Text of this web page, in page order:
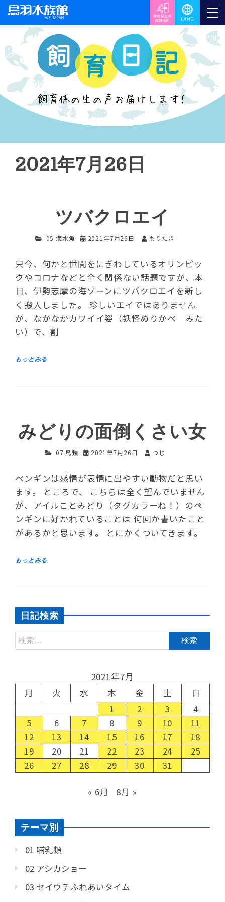
2021年7月26日
ツバクロエイ
05 海水魚 2021年7月26日 もりたき
只今、何かと世間をにぎわしているオリンピッ
クやコロナなどと全く関係ない話題ですが、本
日、伊勢志摩の海ゾーンにツバクロエイを新し
く搬入しました。 珍しいエイではありません
が、なかなかカワイイ姿（妖怪ぬりかべ みた
い）で、割
みどりの面倒くさい女
07 鳥類 2021年7月26日 つじ
ペンギンは感情が表情に出やすい動物だと思い
ます。 ところで、 こちらは全く望んでいません
が、アイルことみどり（タグカラーね！）のペ
ンギンに好かれていることは 何回か書いたこと
があるかと思います。 とにかくついてきます。
日記検索
2021年7月
月
火 水 木 金 土
日
1
2 3
4
5
6 7 8 9 10
11
12
13 14 15 16 17
18
19
20 21 22 23 24
25
26
27 28 29 30 31
« 6月 8月 »
テーマ別
01 哺乳類
02 アシカショー
03 セイウチふれあいタイム